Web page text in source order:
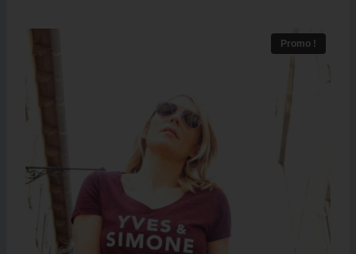
Promo !